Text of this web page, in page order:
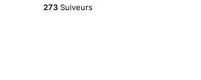
273 Suiveurs